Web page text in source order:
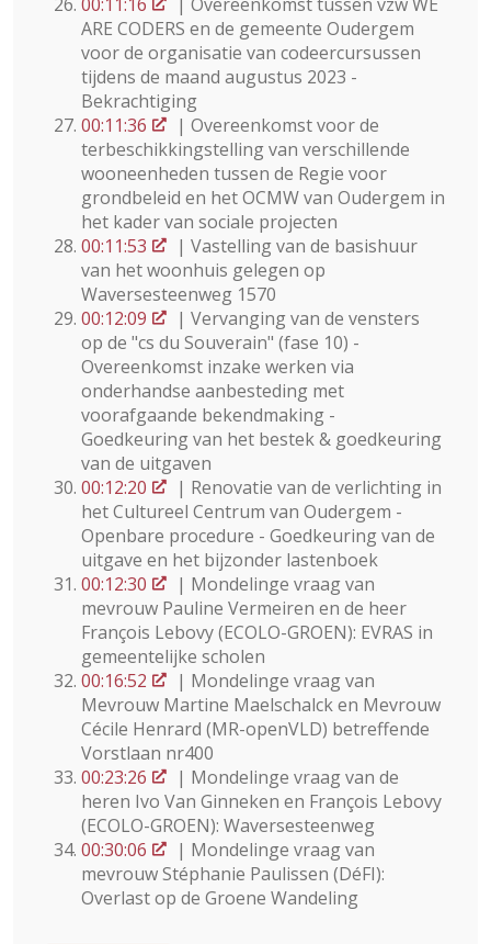
ARE CODERS en de gemeente Oudergem
voor de organisatie van codeercursussen
tijdens de maand augustus 2023 -
Bekrachtiging
00:11:36
| Overeenkomst voor de
terbeschikkingstelling van verschillende
wooneenheden tussen de Regie voor
grondbeleid en het OCMW van Oudergem in
het kader van sociale projecten
00:11:53
| Vastelling van de basishuur
van het woonhuis gelegen op
Waversesteenweg 1570
00:12:09
| Vervanging van de vensters
op de "cs du Souverain" (fase 10) -
Overeenkomst inzake werken via
onderhandse aanbesteding met
voorafgaande bekendmaking -
Goedkeuring van het bestek & goedkeuring
van de uitgaven
00:12:20
| Renovatie van de verlichting in
het Cultureel Centrum van Oudergem -
Openbare procedure - Goedkeuring van de
uitgave en het bijzonder lastenboek
00:12:30
| Mondelinge vraag van
mevrouw Pauline Vermeiren en de heer
François Lebovy (ECOLO-GROEN): EVRAS in
gemeentelijke scholen
00:16:52
| Mondelinge vraag van
Mevrouw Martine Maelschalck en Mevrouw
Cécile Henrard (MR-openVLD) betreffende
Vorstlaan nr400
00:23:26
| Mondelinge vraag van de
heren Ivo Van Ginneken en François Lebovy
(ECOLO-GROEN): Waversesteenweg
00:30:06
| Mondelinge vraag van
mevrouw Stéphanie Paulissen (DéFI):
Overlast op de Groene Wandeling